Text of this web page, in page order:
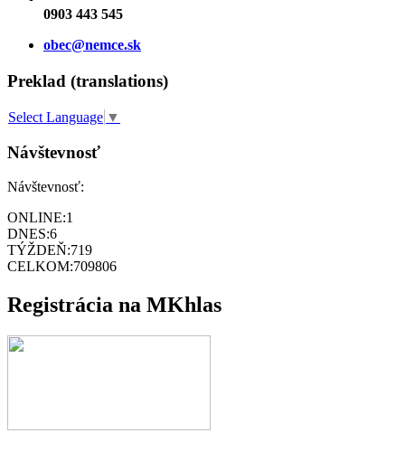
0903 443 545
obec@nemce.sk
Preklad (translations)
Select Language ▼
Návštevnosť
Návštevnosť:
ONLINE:1
DNES:6
TÝŽDEŇ:719
CELKOM:709806
Registrácia na MKhlas